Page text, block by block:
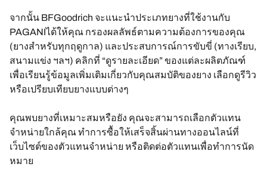
จากนั้น BFGoodrich จะแนะนำประเภทยางที่ใช้งานกับ
PAGANIได้ให้คุณ กรองผลลัพธ์ตามความต้องการของคุณ
(ยางสำหรับทุกฤดูกาล) และประสบการณ์การขับขี่ (ทางเรียบ,
สนามแข่ง ฯลฯ) คลิกที่ “ดูรายละเอียด” ของแต่ละผลิตภัณฑ์
เพื่อเรียนรู้ข้อมูลเพิ่มเติมเกี่ยวกับคุณสมบัติของยาง เลือกดูรีวิว
หรือเปรียบเทียบยางแบบต่างๆ
คุณพบยางที่เหมาะสมหรือยัง คุณจะสามารถเลือกตัวแทน
จำหน่ายใกล้คุณ ทำการซื้อให้เสร็จสิ้นผ่านทางออนไลน์ที่
เว็บไซต์ของตัวแทนจำหน่าย หรือติดต่อตัวแทนเพื่อทำการนัด
หมาย